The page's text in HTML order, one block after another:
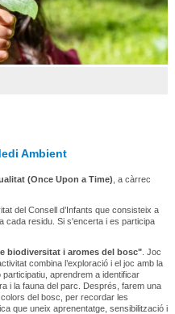
Ambient
(Once Upon a Time) , a càrrec
del Consell d’Infants que consisteix a
cada residu. Si s'encerta i es participa
biodiversitat i aromes del bosc". Joc
combina l’exploració i el joc amb la
aprendrem a identificar
i la fauna del parc. Després, farem una
del bosc, per recordar les
que uneix aprenentatge, sensibilització i